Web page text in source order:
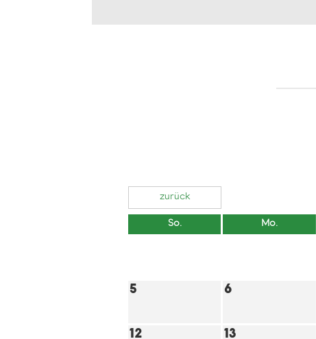
zurück
So. Mo.
5 6
12 13